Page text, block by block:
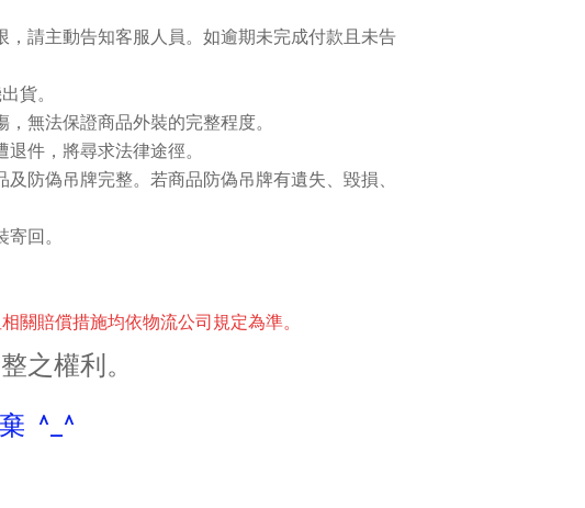
請主動告知客服人員。如逾期未完成付款且未告
貨。
無法保證商品外裝的完整程度。
件，將尋求法律途徑。
防偽吊牌完整。若商品防偽吊牌有遺失、毀損、
回。
關賠償措施均依物流公司規定為準。
之權利。
^_^